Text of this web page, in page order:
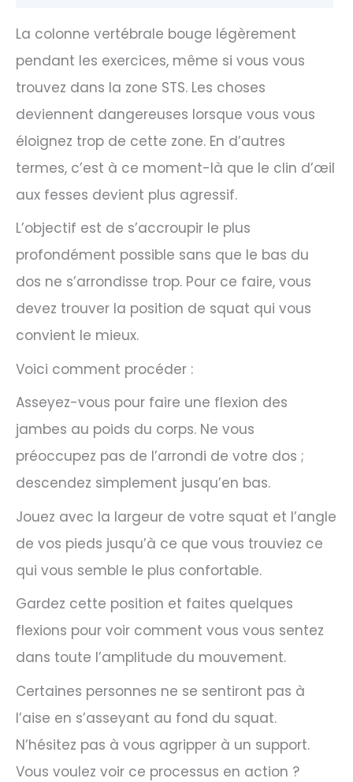
La colonne vertébrale bouge légèrement
pendant les exercices, même si vous vous
trouvez dans la zone STS. Les choses
deviennent dangereuses lorsque vous vous
éloignez trop de cette zone. En d’autres
termes, c’est à ce moment-là que le clin d’œil
aux fesses devient plus agressif.
L’objectif est de s’accroupir le plus
profondément possible sans que le bas du
dos ne s’arrondisse trop. Pour ce faire, vous
devez trouver la position de squat qui vous
convient le mieux.
Voici comment procéder :
Asseyez-vous pour faire une flexion des
jambes au poids du corps. Ne vous
préoccupez pas de l’arrondi de votre dos ;
descendez simplement jusqu’en bas.
Jouez avec la largeur de votre squat et l’angle
de vos pieds jusqu’à ce que vous trouviez ce
qui vous semble le plus confortable.
Gardez cette position et faites quelques
flexions pour voir comment vous vous sentez
dans toute l’amplitude du mouvement.
Certaines personnes ne se sentiront pas à
l’aise en s’asseyant au fond du squat.
N’hésitez pas à vous agripper à un support.
Vous voulez voir ce processus en action ?